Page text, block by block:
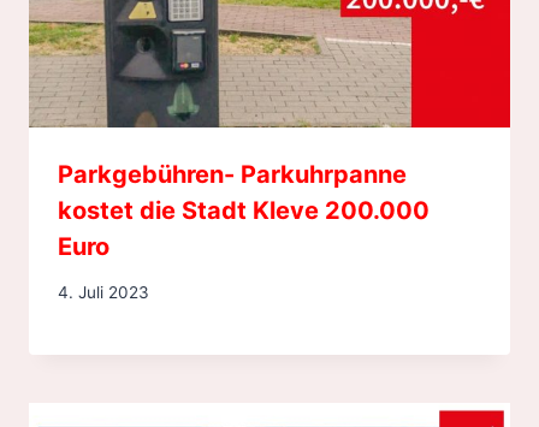
Parkgebühren- Parkuhrpanne
kostet die Stadt Kleve 200.000
Euro
4. Juli 2023